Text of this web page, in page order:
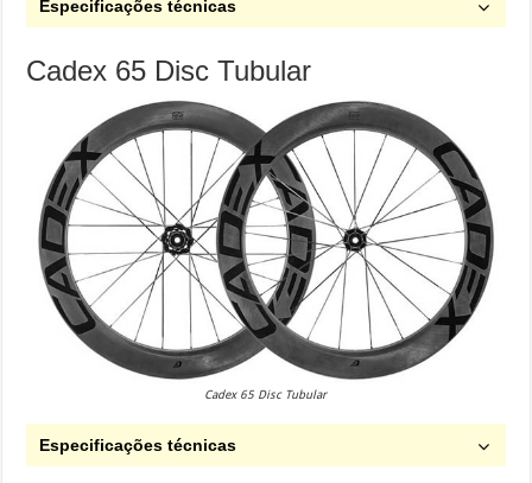
Especificações técnicas
Cadex 65 Disc Tubular
Cadex 65 Disc Tubular
Especificações técnicas